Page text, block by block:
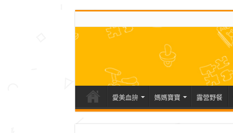
愛美血拚 媽媽寶寶 露營野餐